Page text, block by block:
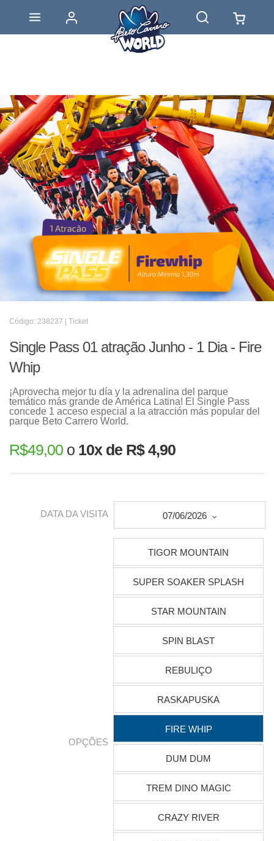
Código: 238237 | Ticket
Single Pass 01 atração Junho - 1 Dia - Fire
Whip
¡Aprovecha mejor tu día y la adrenalina del parque
temático más grande de América Latina! El Single Pass
concede 1 acceso especial a la atracción más popular del
parque Beto Carrero World.
R$49,00 o 10x de R$ 4,90
DATA DA VISITA 07/06/2026
OPÇÕES
TIGOR MOUNTAIN
SUPER SOAKER SPLASH
STAR MOUNTAIN
SPIN BLAST
REBULIÇO
RASKAPUSKA
FIRE WHIP
DUM DUM
TREM DINO MAGIC
CRAZY RIVER